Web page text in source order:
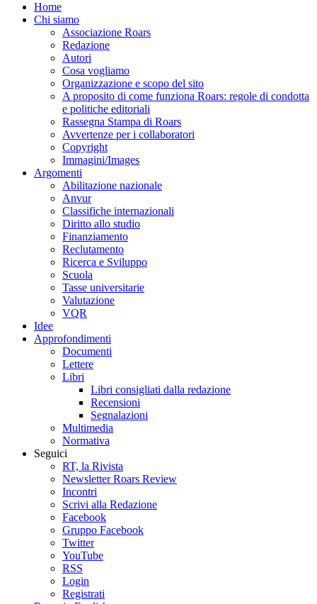
Home
Chi siamo
Associazione Roars
Redazione
Autori
Cosa vogliamo
Organizzazione e scopo del sito
A proposito di come funziona Roars: regole di condotta
e politiche editoriali
Rassegna Stampa di Roars
Avvertenze per i collaboratori
Copyright
Immagini/Images
Argomenti
Abilitazione nazionale
Anvur
Classifiche internazionali
Diritto allo studio
Finanziamento
Reclutamento
Ricerca e Sviluppo
Scuola
Tasse universitarie
Valutazione
VQR
Idee
Approfondimenti
Documenti
Lettere
Libri
Libri consigliati dalla redazione
Recensioni
Segnalazioni
Multimedia
Normativa
Seguici
RT, la Rivista
Newsletter Roars Review
Incontri
Scrivi alla Redazione
Facebook
Gruppo Facebook
Twitter
YouTube
RSS
Login
Registrati